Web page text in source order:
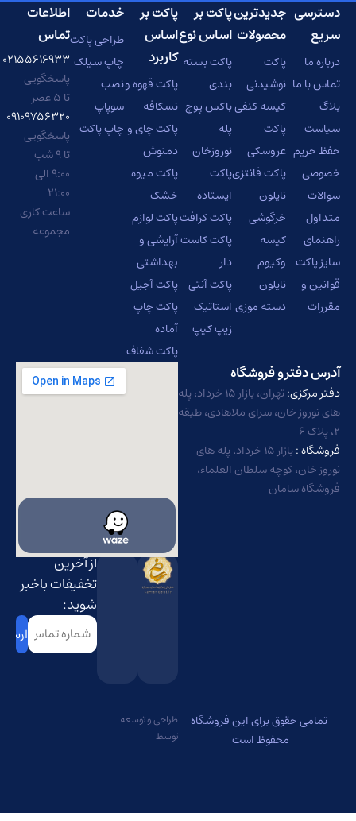
دسترسی
سریع
درباره ما
تماس با ما
بلاگ
سیاست
حفظ حریم
خصوصی
سوالات
متداول
راهنمای
سایز پاکت
قوانین و
مقررات
جدیدترین
محصولات
پاکت
نوشیدنی
کیسه کنفی
پاکت
عروسکی
پاکت فانتزی
نایلون
خرگوشی
کیسه
وکیوم
نایلون
دسته موزی
پاکت بر
اساس نوع
پاکت بسته
بندی
باکس پوچ
پله
نوروزخان
پاکت
ایستاده
پاکت کرافت
پاکت کاست
دار
پاکت آنتی
استاتیک
زیپ کیپ
پاکت بر
اساس
کاربرد
پاکت قهوه و
نسکافه
پاکت چای و
دمنوش
پاکت میوه
خشک
پاکت لوازم
آرایشی و
بهداشتی
پاکت آجیل
پاکت چاپ
آماده
پاکت شفاف
خدمات
طراحی پاکت
چاپ سیلک
نصب
سوپاپ
چاپ پاکت
اطلاعات
تماس
۰۲۱۵۵۶۱۶۹۳۳
پاسخگویی
تا ۵ عصر
۰۹۱۰۹۷۵۶۳۲۰
پاسخگویی
تا ۹ شب
۹:۰۰ الی
۲۱:۰۰
ساعت کاری
مجموعه
آدرس دفتر و فروشگاه
دفتر مرکزی:
تهران، بازار ۱۵ خرداد، پله
های نوروز خان، سرای ملاهادی، طبقه
۲، پلاک ۶
فروشگاه :
بازار ۱۵ خرداد، پله های
نوروز خان، کوچه سلطان العلماء،
فروشگاه سامان
از آخرین
تخفیفات باخبر
شوید:
شماره
تماس
تمامی حقوق برای این فروشگاه
محفوظ است
طراحی و توسعه
توسط